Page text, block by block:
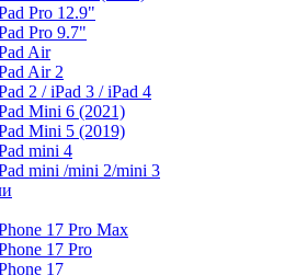
Pro 12.9"
Pro 9.7"
Air
Air 2
2 / iPad 3 / iPad 4
Mini 6 (2021)
Mini 5 (2019)
mini 4
mini /mini 2/mini 3
17 Pro Max
17 Pro
17